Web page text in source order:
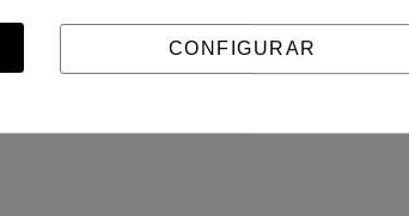
Botas piel mujer
CONFIGURAR